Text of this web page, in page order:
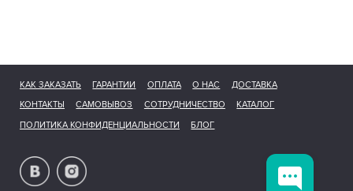
КАК ЗАКАЗАТЬ ГАРАНТИИ ОПЛАТА О НАС
ДОСТАВКА
КОНТАКТЫ
САМОВЫВОЗ СОТРУДНИЧЕСТВО
КАТАЛОГ
ПОЛИТИКА КОНФИДЕНЦИАЛЬНОСТИ
БЛОГ